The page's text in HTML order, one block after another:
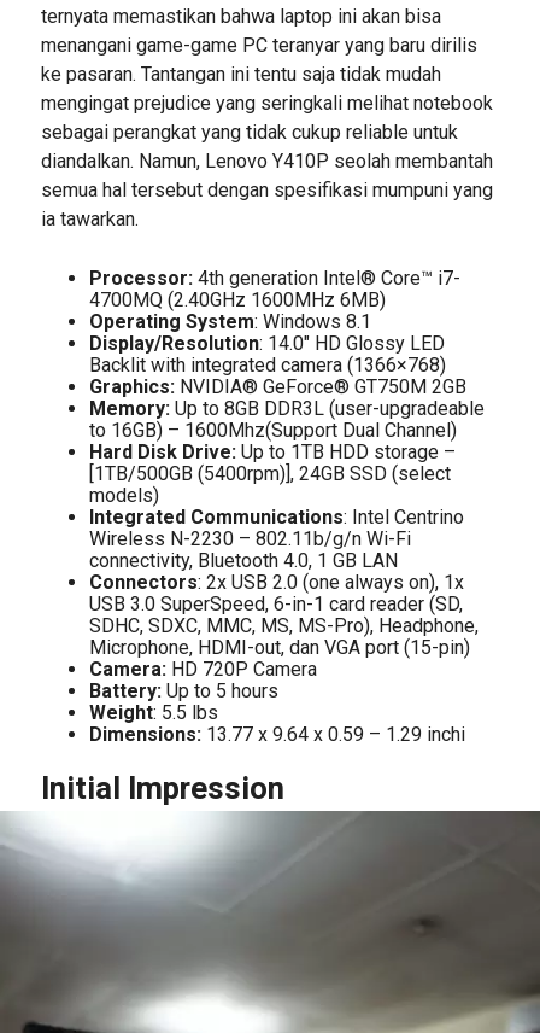
ternyata memastikan bahwa laptop ini akan bisa
menangani game-game PC teranyar yang baru dirilis
ke pasaran. Tantangan ini tentu saja tidak mudah
mengingat prejudice yang seringkali melihat notebook
sebagai perangkat yang tidak cukup reliable untuk
diandalkan. Namun, Lenovo Y410P seolah membantah
semua hal tersebut dengan spesifikasi mumpuni yang
ia tawarkan.
Processor:4th generation Intel® Core™ i7-
4700MQ (2.40GHz 1600MHz 6MB)
Operating System: Windows 8.1
Display/Resolution: 14.0″ HD Glossy LED
Backlit with integrated camera (1366×768)
Graphics:NVIDIA® GeForce® GT750M 2GB
Memory:Up to 8GB DDR3L (user-upgradeable
to 16GB) – 1600Mhz(Support Dual Channel)
Hard Disk Drive:Up to 1TB HDD storage –
[1TB/500GB (5400rpm)], 24GB SSD (select
models)
Integrated Communications: Intel Centrino
Wireless N-2230 – 802.11b/g/n Wi-Fi
connectivity, Bluetooth 4.0, 1 GB LAN
Connectors: 2x USB 2.0 (one always on), 1x
USB 3.0 SuperSpeed, 6-in-1 card reader (SD,
SDHC, SDXC, MMC, MS, MS-Pro), Headphone,
Microphone, HDMI-out, dan VGA port (15-pin)
Camera:HD 720P Camera
Battery:Up to 5 hours
Weight: 5.5 lbs
Dimensions:13.77 x 9.64 x 0.59 – 1.29 inchi
Initial Impression